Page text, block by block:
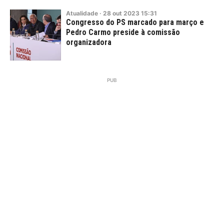
Atualidade · 28 out 2023 15:31
Congresso do PS marcado para março e
Pedro Carmo preside à comissão
organizadora